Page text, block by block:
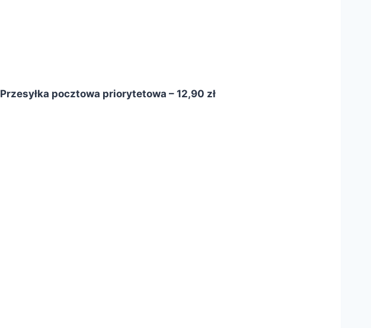
Przesyłka pocztowa priorytetowa – 12,90 zł